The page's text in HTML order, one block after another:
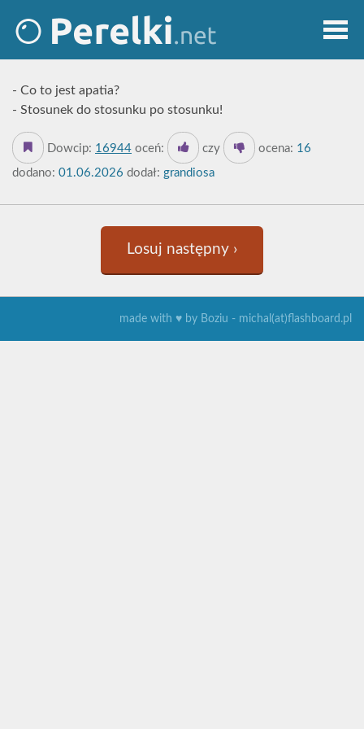
- Co to jest apatia?
- Stosunek do stosunku po stosunku!
Dowcip: 16944 oceń: czy ocena: 16
dodano: 01.06.2026 dodał: grandiosa
Losuj następny ›
made with ♥ by Boziu - michal(at)flashboard.pl